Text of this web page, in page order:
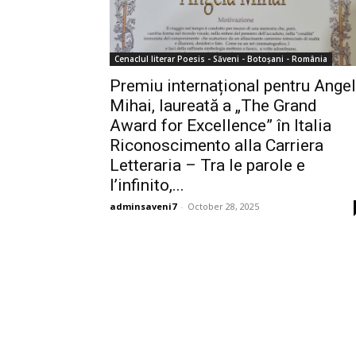
Cenaclul literar Poesis - Săveni - Botoșani - România
Premiu internațional pentru
Mihai, laureată a „The Grand
Award for Excellence” în Italia
Riconoscimento alla Carriera
Letteraria – Tra le parole e
l’infinito,...
adminsaveni7 - October 28, 2025